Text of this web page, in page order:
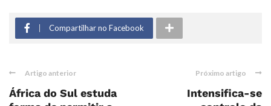
Compartilhar no Facebook
Artigo anterior
África do Sul estuda
Próximo artigo
Intensifica-se